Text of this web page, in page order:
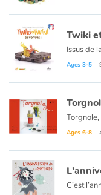
Twiki
Ages 3-5 -
Ages 6-8 -